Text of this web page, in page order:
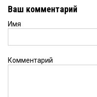
Vas 10 мая
Ваш комментарий
Имя
Комментарий